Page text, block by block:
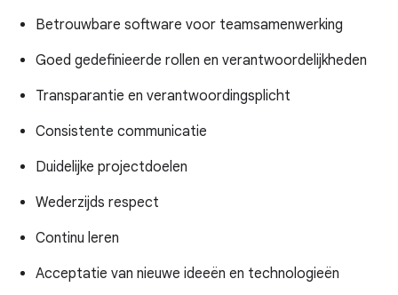
Betrouwbare software voor teamsamenwerking
Goed gedefinieerde rollen en verantwoordelijkheden
Transparantie en verantwoordingsplicht
Consistente communicatie
Duidelijke projectdoelen
Wederzijds respect
Continu leren
Acceptatie van nieuwe ideeën en technologieën